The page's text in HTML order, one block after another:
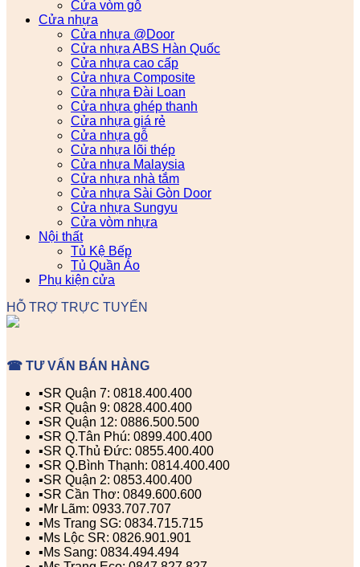
Cửa vòm gỗ
Cửa nhựa
Cửa nhựa @Door
Cửa nhựa ABS Hàn Quốc
Cửa nhựa cao cấp
Cửa nhựa Composite
Cửa nhựa Đài Loan
Cửa nhựa ghép thanh
Cửa nhựa giá rẻ
Cửa nhựa gỗ
Cửa nhựa lõi thép
Cửa nhựa Malaysia
Cửa nhựa nhà tắm
Cửa nhựa Sài Gòn Door
Cửa nhựa Sungyu
Cửa vòm nhựa
Nội thất
Tủ Kệ Bếp
Tủ Quần Áo
Phụ kiện cửa
HỖ TRỢ TRỰC TUYẾN
☎ TƯ VẤN BÁN HÀNG
▪️SR Quận 7: 0818.400.400
▪️SR Quận 9: 0828.400.400
▪️SR Quận 12: 0886.500.500
▪️SR Q.Tân Phú: 0899.400.400
▪️SR Q.Thủ Đức: 0855.400.400
▪️SR Q.Bình Thạnh: 0814.400.400
▪️SR Quận 2: 0853.400.400
▪️SR Cần Thơ: 0849.600.600
▪️Mr Lãm: 0933.707.707
▪️Ms Trang SG: 0834.715.715
▪️Ms Lộc SR: 0826.901.901
▪️Ms Sang: 0834.494.494